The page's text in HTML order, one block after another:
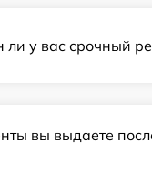
ли у вас срочный
вы выдаете